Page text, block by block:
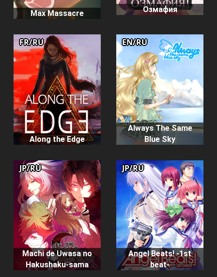
Max Massacre Озмафия
Along the Edge
FR/RU
Always The Same
Blue Sky
EN/RU
Machi de Uwasa no
Hakushaku-sama
JP/RU
Angel Beats! -1st
beat-
JP/RU